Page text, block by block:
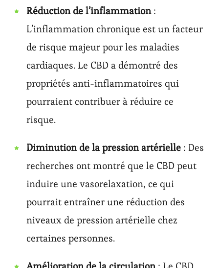
Réduction de l’inflammation:
L’inflammation chronique est un facteur
de risque majeur pour les maladies
cardiaques. Le CBD a démontré des
propriétés anti-inflammatoires qui
pourraient contribuer à réduire ce
risque.
Diminution de la pression artérielle : Des
recherches ont montré que le CBD peut
induire une vasorelaxation, ce qui
pourrait entraîner une réduction des
niveaux de pression artérielle chez
certaines personnes.